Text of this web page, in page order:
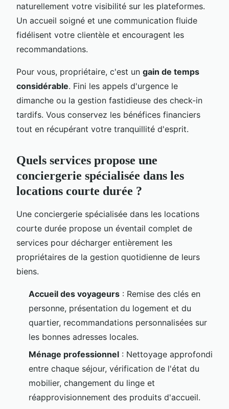
naturellement votre visibilité sur les plateformes.
Un accueil soigné et une communication fluide
fidélisent votre clientèle et encouragent les
recommandations.
Pour vous, propriétaire, c'est un gain de temps
considérable. Fini les appels d'urgence le
dimanche ou la gestion fastidieuse des check-in
tardifs. Vous conservez les bénéfices financiers
tout en récupérant votre tranquillité d'esprit.
Quels services propose une
conciergerie spécialisée dans les
locations courte durée ?
Une conciergerie spécialisée dans les locations
courte durée propose un éventail complet de
services pour décharger entièrement les
propriétaires de la gestion quotidienne de leurs
biens.
Accueil des voyageurs : Remise des clés en
personne, présentation du logement et du
quartier, recommandations personnalisées sur
les bonnes adresses locales.
Ménage professionnel : Nettoyage approfondi
entre chaque séjour, vérification de l'état du
mobilier, changement du linge et
réapprovisionnement des produits d'accueil.